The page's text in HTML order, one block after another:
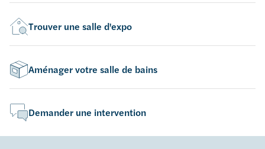
Trouver une salle d'expo
Aménager votre salle de bains
Demander une intervention